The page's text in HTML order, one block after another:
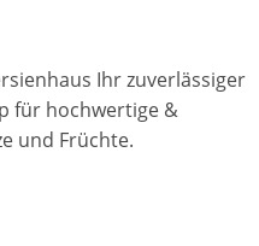
Ihr zuverlässiger
für hochwertige &
und Früchte.